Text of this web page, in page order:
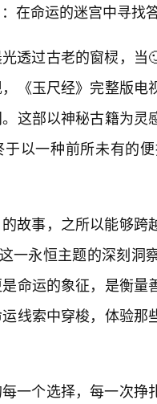
：在命运的迷宫中寻
透过古老的窗棂，
《玉尺经》完整版
这部以神秘古籍为
于以一种前所未有的
的故事，之所以能够
一永恒主题的深刻
命运的象征，是衡
线索中穿梭，体验
一个选择，每一次